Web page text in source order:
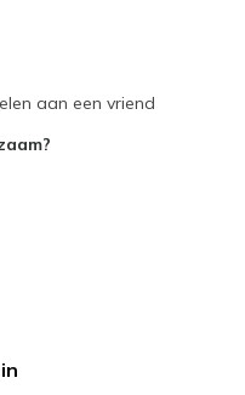
aan een vriend